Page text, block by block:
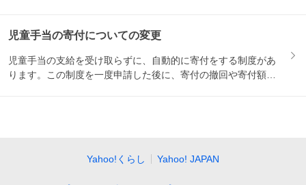
児童手当の寄付についての変更
児童手当の支給を受け取らずに、自動的に寄付をする制度があ
ります。この制度を一度申請した後に、寄付の撤回や寄付額の
Yahoo!くらし Yahoo! JAPAN